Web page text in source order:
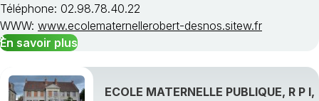
Téléphone: 02.98.78.40.22
WWW: www.ecolematernellerobert-desnos.sitew.fr
En savoir plus
ECOLE MATERNELLE PUBLIQUE, R P I,